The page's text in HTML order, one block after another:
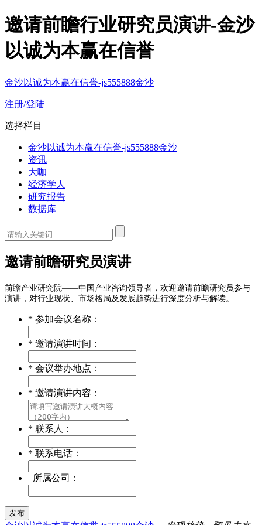
邀请前瞻行业研究员演讲-金沙
以诚为本赢在信誉
金沙以诚为本赢在信誉-js555888金沙
注册/登陆
选择栏目
金沙以诚为本赢在信誉-js555888金沙
资讯
大咖
经济学人
研究报告
数据库
邀请前瞻研究员演讲
前瞻产业研究院——中国产业咨询领导者，欢迎邀请前瞻研究员参与
演讲，对行业现状、市场格局及发展趋势进行深度分析与解读。
* 参加会议名称：
* 邀请演讲时间：
* 会议举办地点：
* 邀请演讲内容：
* 联系人：
* 联系电话：
所属公司：
发布